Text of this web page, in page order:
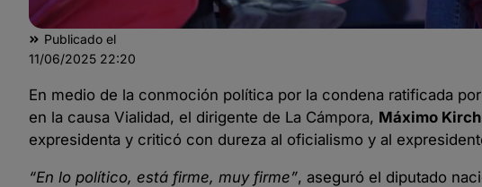
Publicado el
11/06/2025 22:20
En medio de la conmoción política por la condena ratificada
en la causa Vialidad, el dirigente de La Cámpora, Máximo
expresidenta y criticó con dureza al oficialismo y al
“En lo político, está firme, muy firme”, aseguró el diputado